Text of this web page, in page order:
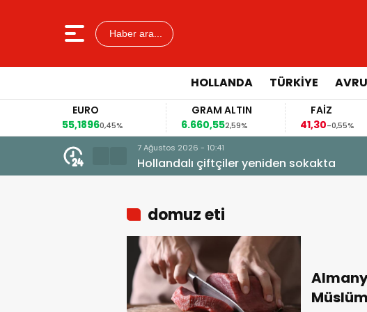
Haber ara...
HOLLANDA TÜRKIYE
55,18960,45%
GRAM ALTIN
6.660,552,59%
FAİZ
41,30
-0,55%
7 Ağustos 2026 - 10:41
Hollandalı çiftçiler yeniden sokakta
domuz eti